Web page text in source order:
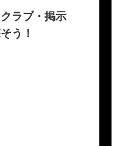
ラブ・掲示
う！